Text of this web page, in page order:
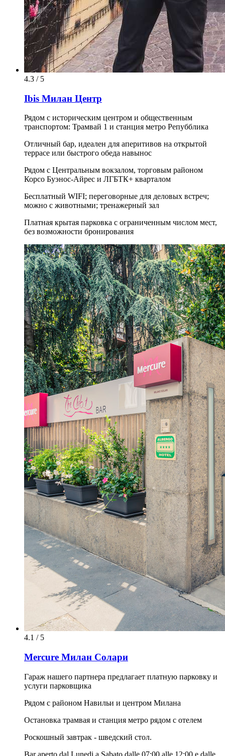
4.3 / 5
Ibis Милан Центр
Рядом с историческим центром и общественным
транспортом: Трамвай 1 и станция метро Репубблика
Отличный бар, идеален для аперитивов на открытой
террасе или быстрого обеда навынос
Рядом с Центральным вокзалом, торговым районом
Корсо Буэнос-Айрес и ЛГБТК+ кварталом
Бесплатный WIFI; переговорные для деловых встреч;
можно с животными; тренажерный зал
Платная крытая парковка с ограниченным числом мест,
без возможности бронирования
4.1 / 5
Mercure Милан Солари
Гараж нашего партнера предлагает платную парковку и
услуги парковщика
Рядом с районом Навильи и центром Милана
Остановка трамвая и станция метро рядом с отелем
Роскошный завтрак - шведский стол.
Bar aperto dal Lunedi a Sabato dalle 07:00 alle 12:00 e dalle